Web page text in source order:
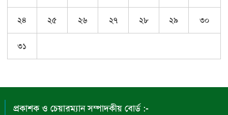
২৪ ২৫ ২৬ ২৭ ২৮ ২৯ ৩০
৩১
প্রকাশক ও চেয়ারম্যান সম্পাদকীয় বোর্ড :-